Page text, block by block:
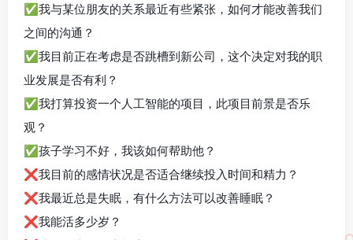
✅我与某位朋友的关系最近有些紧张，如何才能改善我们
之间的沟通？
✅我目前正在考虑是否跳槽到新公司，这个决定对我的职
业发展是否有利？
✅我打算投资一个人工智能的项目，此项目前景是否乐
观？
✅孩子学习不好，我该如何帮助他？
❌我目前的感情状况是否适合继续投入时间和精力？
❌我最近总是失眠，有什么方法可以改善睡眠？
❌我能活多少岁？